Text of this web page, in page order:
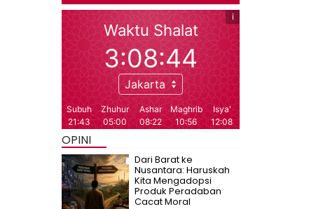
OPINI
Dari Barat ke
Nusantara: Haruskah
Kita Mengadopsi
Produk Peradaban
Cacat Moral